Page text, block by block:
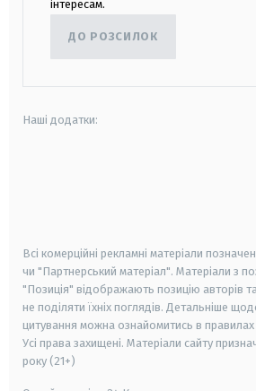
інтересам.
ДО РОЗСИЛОК
Наші додатки:
Всі комерційні рекламні матеріали
чи "Партнерський матеріал". Матеріали з
"Позиція" відображають позицію авторів
не поділяти їхніх поглядів. Детальніше
цитування можна ознайомитись в
Усі права захищені. Матеріали сайту
року (21+)